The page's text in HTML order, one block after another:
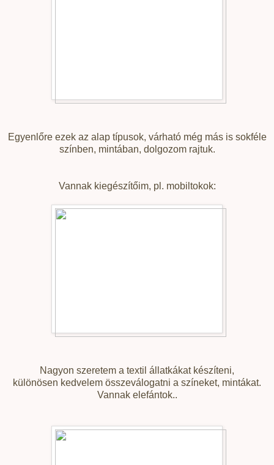
Egyenlőre ezek az alap típusok, várható még más is sokféle
színben, mintában, dolgozom rajtuk.
Vannak kiegészítőim, pl. mobiltokok:
Nagyon szeretem a textil állatkákat készíteni,
különösen kedvelem összeválogatni a színeket, mintákat.
Vannak elefántok..